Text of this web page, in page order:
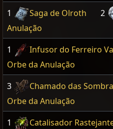
1 Saga de Olroth 2
Anulação
1 Infusor do Ferreiro
Orbe da Anulação
3 Chamado das
Orbe da Anulação
1
Catalisador